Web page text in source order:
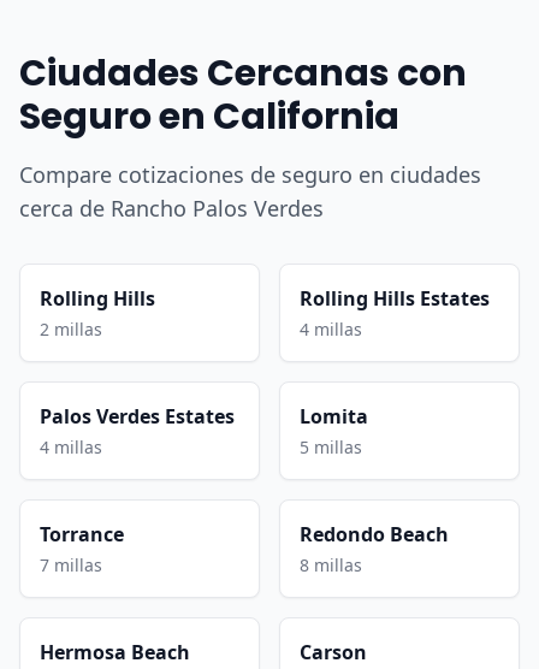
Ciudades Cercanas con
Seguro en California
Compare cotizaciones de seguro en ciudades
cerca de Rancho Palos Verdes
Rolling Hills
2 millas
Rolling Hills Estates
4 millas
Palos Verdes Estates
4 millas
Lomita
5 millas
Torrance
7 millas
Redondo Beach
8 millas
Hermosa Beach Carson